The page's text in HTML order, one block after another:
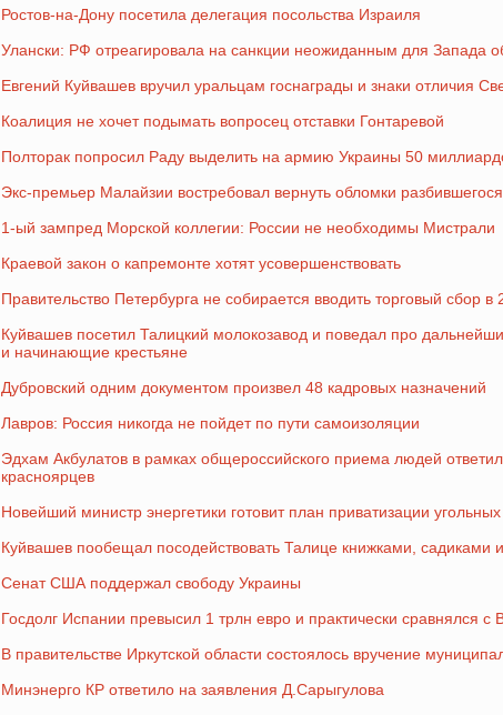
Ростов-на-Дону посетила делегация посольства Израиля
Улански: РФ отреагировала на санкции неожиданным для Запада
Евгений Куйвашев вручил уральцам госнаграды и знаки отличия
Коалиция не хочет подымать вопросец отставки Гонтаревой
Полторак попросил Раду выделить на армию Украины 50
Экс-премьер Малайзии востребовал вернуть обломки
1-ый зампред Морской коллегии: России не необходимы Мистрали
Краевой закон о капремонте хотят усовершенствовать
Правительство Петербурга не собирается вводить торговый сбор в
Куйвашев посетил Талицкий молокозавод и поведал про
и начинающие крестьяне
Дубровский одним документом произвел 48 кадровых назначений
Лавров: Россия никогда не пойдет по пути самоизоляции
Эдхам Акбулатов в рамках общероссийского приема людей
красноярцев
Новейший министр энергетики готовит план приватизации
Куйвашев пообещал посодействовать Талице книжками, садиками
Сенат США поддержал свободу Украины
Госдолг Испании превысил 1 трлн евро и практически сравнялся с
В правительстве Иркутской области состоялось вручение
Минэнерго КР ответило на заявления Д.Сарыгулова